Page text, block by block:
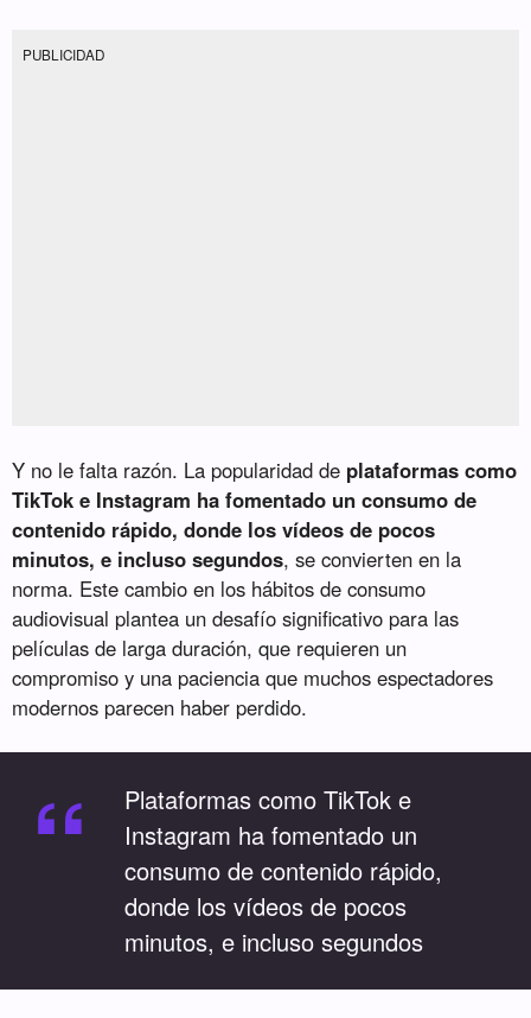
PUBLICIDAD
Y no le falta razón. La popularidad de plataformas como
TikTok e Instagram ha fomentado un consumo de
contenido rápido, donde los vídeos de pocos
minutos, e incluso segundos, se convierten en la
norma. Este cambio en los hábitos de consumo
audiovisual plantea un desafío significativo para las
películas de larga duración, que requieren un
compromiso y una paciencia que muchos espectadores
modernos parecen haber perdido.
“
Plataformas como TikTok e
Instagram ha fomentado un
consumo de contenido rápido,
donde los vídeos de pocos
minutos, e incluso segundos